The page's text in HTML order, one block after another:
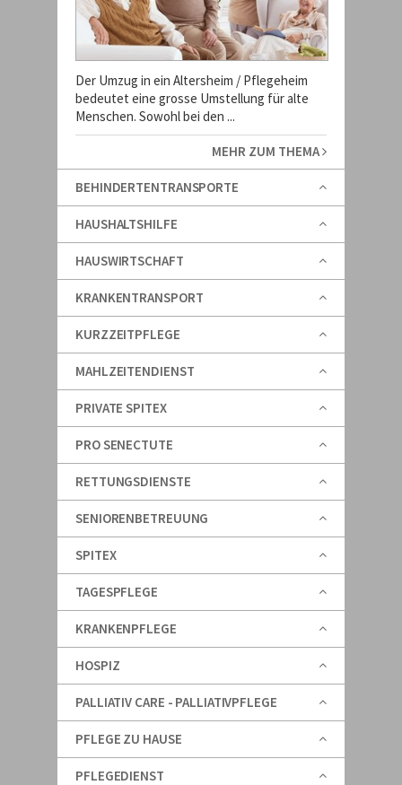
Der Umzug in ein Altersheim / Pflegeheim
bedeutet eine grosse Umstellung für alte
Menschen. Sowohl bei den ...
MEHR ZUM THEMA
BEHINDERTENTRANSPORTE
HAUSHALTSHILFE
HAUSWIRTSCHAFT
KRANKENTRANSPORT
KURZZEITPFLEGE
MAHLZEITENDIENST
PRIVATE SPITEX
PRO SENECTUTE
RETTUNGSDIENSTE
SENIORENBETREUUNG
SPITEX
TAGESPFLEGE
KRANKENPFLEGE
HOSPIZ
PALLIATIV CARE - PALLIATIVPFLEGE
PFLEGE ZU HAUSE
PFLEGEDIENST